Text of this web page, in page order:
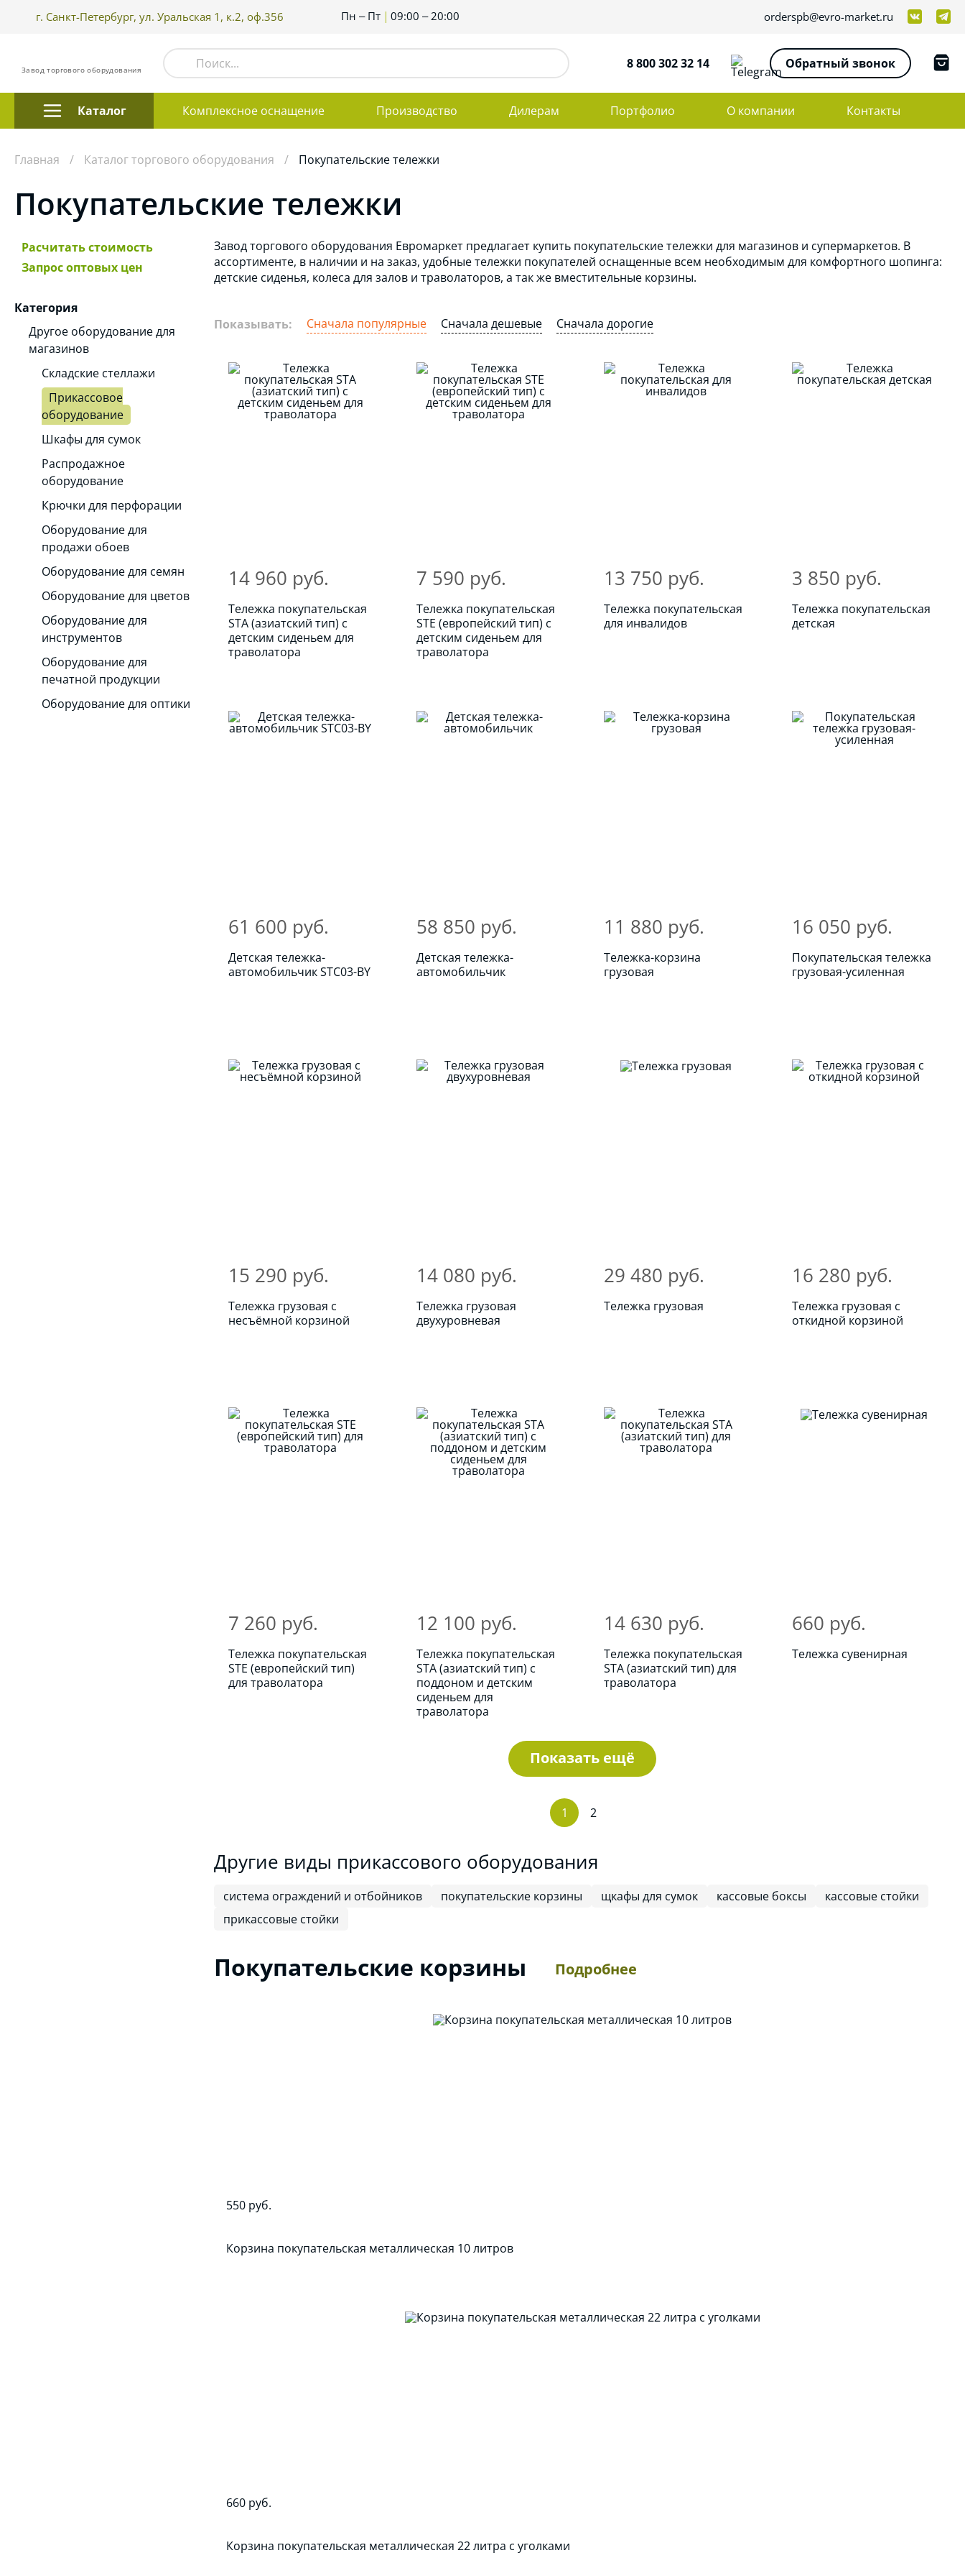
г. Санкт-Петербург, ул. Уральская 1, к.2, оф.356 Пн – Пт 09:00 – 20:00 orderspb@evro-market.ru
Завод торгового оборудования 8 800 302 32 14 Обратный звонок
Каталог Комплексное оснащение Производство Дилерам Портфолио О компании Контакты
Главная Каталог торгового оборудования Покупательские тележки
Покупательские тележки
Расчитать стоимость
Запрос оптовых цен
Категория
Другое оборудование для
магазинов
Складские стеллажи
Прикассовое
оборудование
Шкафы для сумок
Распродажное
оборудование
Крючки для перфорации
Оборудование для
продажи обоев
Оборудование для семян
Оборудование для цветов
Оборудование для
инструментов
Оборудование для
печатной продукции
Оборудование для оптики
Завод торгового оборудования Евромаркет предлагает купить покупательские тележки для магазинов и супермаркетов. В
ассортименте, в наличии и на заказ, удобные тележки покупателей оснащенные всем необходимым для комфортного шопинга:
детские сиденья, колеса для залов и траволаторов, а так же вместительные корзины.
Показывать: Сначала популярные Сначала дешевые Сначала дорогие
14 960 руб.
Тележка покупательская
STA (азиатский тип) с
детским сиденьем для
траволатора
7 590 руб.
Тележка покупательская
STE (европейский тип) с
детским сиденьем для
траволатора
13 750 руб.
Тележка покупательская
для инвалидов
3 850 руб.
Тележка покупательская
детская
61 600 руб.
Детская тележка-
автомобильчик STC03-BY
58 850 руб.
Детская тележка-
автомобильчик
11 880 руб.
Тележка-корзина
грузовая
16 050 руб.
Покупательская тележка
грузовая-усиленная
15 290 руб.
Тележка грузовая с
несъёмной корзиной
14 080 руб.
Тележка грузовая
двухуровневая
29 480 руб.
Тележка грузовая
16 280 руб.
Тележка грузовая с
откидной корзиной
7 260 руб.
Тележка покупательская
STE (европейский тип)
для траволатора
12 100 руб.
Тележка покупательская
STA (азиатский тип) с
поддоном и детским
сиденьем для
траволатора
14 630 руб.
Тележка покупательская
STA (азиатский тип) для
траволатора
660 руб.
Тележка сувенирная
Показать ещё
1 2
Другие виды прикассового оборудования
система ограждений и отбойников покупательские корзины щкафы для сумок кассовые боксы
кассовые стойки
прикассовые стойки
Покупательские корзины Подробнее
550 руб.
Корзина покупательская металлическая 10 литров
660 руб.
Корзина покупательская металлическая 22 литра с уголками